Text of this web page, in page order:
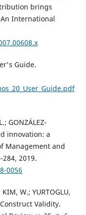
brings
International
Guide.
GONZÁLEZ-
innovation: a
Management and
284, 2019.
0056
W.; YURTOGLU,
Validity.